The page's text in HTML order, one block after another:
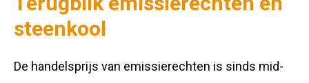
steenkool
De handelsprijs van emissierechten is sinds mid-